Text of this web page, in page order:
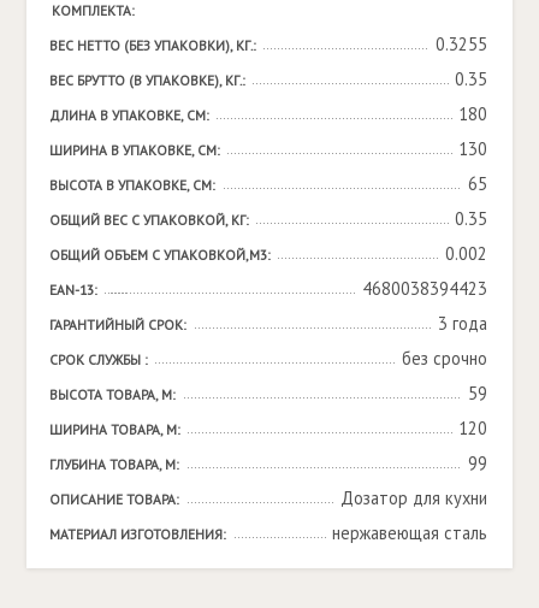
КОМПЛЕКТА:
ВЕС НЕТТО (БЕЗ УПАКОВКИ), КГ.: 0.3255
ВЕС БРУТТО (В УПАКОВКЕ), КГ.: 0.35
ДЛИНА В УПАКОВКЕ, СМ: 180
ШИРИНА В УПАКОВКЕ, СМ: 130
ВЫСОТА В УПАКОВКЕ, СМ: 65
ОБЩИЙ ВЕС С УПАКОВКОЙ, КГ: 0.35
ОБЩИЙ ОБЪЕМ С УПАКОВКОЙ,М3: 0.002
EAN-13: 4680038394423
ГАРАНТИЙНЫЙ СРОК: 3 года
СРОК СЛУЖБЫ : без срочно
ВЫСОТА ТОВАРА, М: 59
ШИРИНА ТОВАРА, М: 120
ГЛУБИНА ТОВАРА, М: 99
ОПИСАНИЕ ТОВАРА: Дозатор для кухни
МАТЕРИАЛ ИЗГОТОВЛЕНИЯ: нержавеющая сталь